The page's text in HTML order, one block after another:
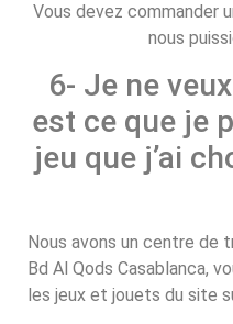
Vous devez commander
nous
6- Je ne
est ce que je
jeu que j’ai
Nous avons un centre de
Bd Al Qods Casablanca,
les jeux et jouets du site